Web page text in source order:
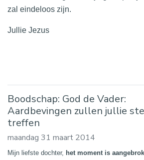
zal eindeloos zijn.
Jullie Jezus
Boodschap: God de Vader:
Aardbevingen zullen jullie
treffen
maandag 31 maart 2014
Mijn liefste dochter, het moment is